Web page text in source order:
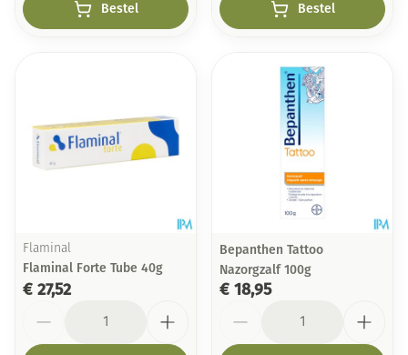
Bestel Bestel
Flaminal
Flaminal Forte Tube 40g
€ 27,52
Bepanthen Tattoo
Nazorgzalf 100g
€ 18,95